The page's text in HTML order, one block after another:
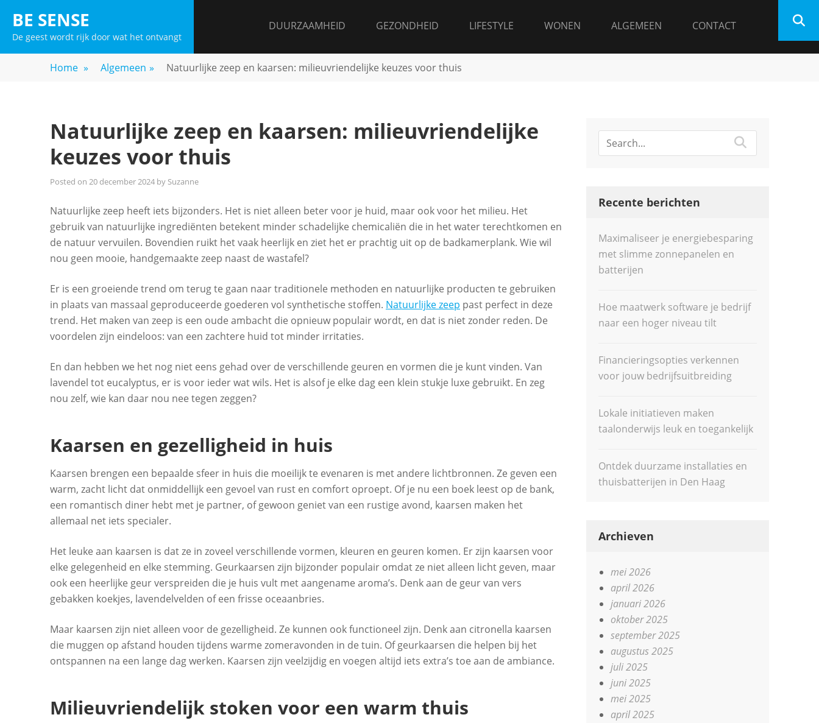
content
BE SENSE
De geest wordt rijk door wat het ontvangt
DUURZAAMHEID GEZONDHEID LIFESTYLE WONEN ALGEMEEN CONTACT
Home » Algemeen » Natuurlijke zeep en kaarsen: milieuvriendelijke keuzes voor thuis
Natuurlijke zeep en kaarsen: milieuvriendelijke
keuzes voor thuis
Posted on 20 december 2024 by Suzanne
Natuurlijke zeep heeft iets bijzonders. Het is niet alleen beter voor je huid, maar ook voor het milieu. Het
gebruik van natuurlijke ingrediënten betekent minder schadelijke chemicaliën die in het water terechtkomen en
de natuur vervuilen. Bovendien ruikt het vaak heerlijk en ziet het er prachtig uit op de badkamerplank. Wie wil
nou geen mooie, handgemaakte zeep naast de wastafel?
Er is een groeiende trend om terug te gaan naar traditionele methoden en natuurlijke producten te gebruiken
in plaats van massaal geproduceerde goederen vol synthetische stoffen. Natuurlijke zeep past perfect in deze
trend. Het maken van zeep is een oude ambacht die opnieuw populair wordt, en dat is niet zonder reden. De
voordelen zijn eindeloos: van een zachtere huid tot minder irritaties.
En dan hebben we het nog niet eens gehad over de verschillende geuren en vormen die je kunt vinden. Van
lavendel tot eucalyptus, er is voor ieder wat wils. Het is alsof je elke dag een klein stukje luxe gebruikt. En zeg
nou zelf, wie kan daar nou nee tegen zeggen?
Kaarsen en gezelligheid in huis
Kaarsen brengen een bepaalde sfeer in huis die moeilijk te evenaren is met andere lichtbronnen. Ze geven een
warm, zacht licht dat onmiddellijk een gevoel van rust en comfort oproept. Of je nu een boek leest op de bank,
een romantisch diner hebt met je partner, of gewoon geniet van een rustige avond, kaarsen maken het
allemaal net iets specialer.
Het leuke aan kaarsen is dat ze in zoveel verschillende vormen, kleuren en geuren komen. Er zijn kaarsen voor
elke gelegenheid en elke stemming. Geurkaarsen zijn bijzonder populair omdat ze niet alleen licht geven, maar
ook een heerlijke geur verspreiden die je huis vult met aangename aroma’s. Denk aan de geur van vers
gebakken koekjes, lavendelvelden of een frisse oceaanbries.
Maar kaarsen zijn niet alleen voor de gezelligheid. Ze kunnen ook functioneel zijn. Denk aan citronella kaarsen
die muggen op afstand houden tijdens warme zomeravonden in de tuin. Of geurkaarsen die helpen bij het
ontspannen na een lange dag werken. Kaarsen zijn veelzijdig en voegen altijd iets extra’s toe aan de ambiance.
Milieuvriendelijk stoken voor een warm thuis
Recente berichten
Maximaliseer je energiebesparing
met slimme zonnepanelen en
batterijen
Hoe maatwerk software je bedrijf
naar een hoger niveau tilt
Financieringsopties verkennen
voor jouw bedrijfsuitbreiding
Lokale initiatieven maken
taalonderwijs leuk en toegankelijk
Ontdek duurzame installaties en
thuisbatterijen in Den Haag
Archieven
mei 2026
april 2026
januari 2026
oktober 2025
september 2025
augustus 2025
juli 2025
juni 2025
mei 2025
april 2025